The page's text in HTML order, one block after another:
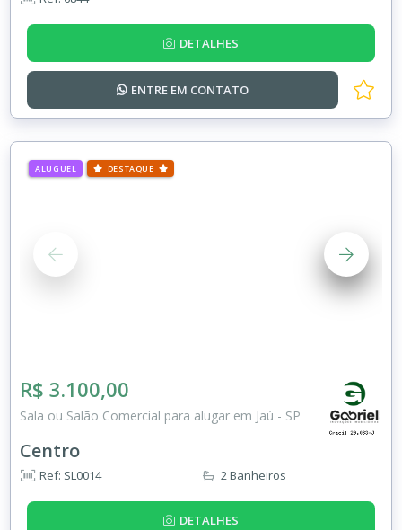
DETALHES
ENTRE EM CONTATO
ALUGUEL DESTAQUE
R$ 3.100,00
Sala ou Salão Comercial para alugar em Jaú - SP
Centro
Ref: SL0014 2 Banheiros
DETALHES